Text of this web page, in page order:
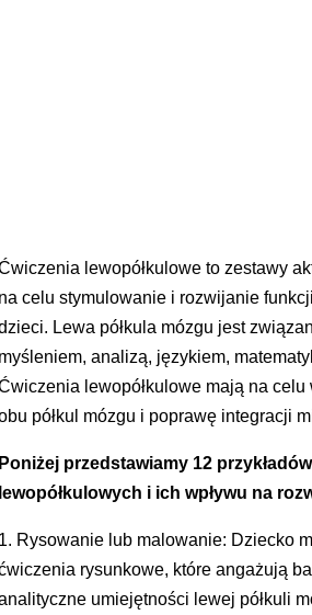
lewopółkulowe to zestawy
celu stymulowanie i rozwijanie
Lewa półkula mózgu jest
analizą, językiem,
lewopółkulowe mają na
półkul mózgu i poprawę integracji
przedstawiamy 12
i ich wpływu na
Rysowanie lub malowanie: Dziecko
rysunkowe, które angażują
umiejętności lewej półkuli